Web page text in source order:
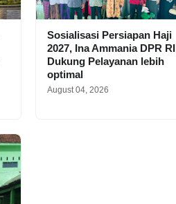
Sosialisasi Persiapan Haji
2027, Ina Ammania DPR RI
Dukung Pelayanan lebih
optimal
August 04, 2026